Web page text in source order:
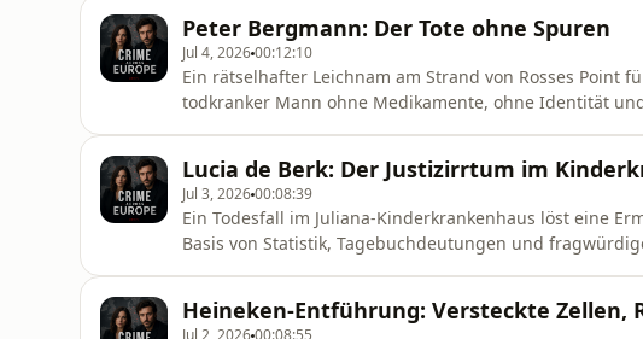
Peter Bergmann: Der Tote ohne Spuren
Jul 4, 202600:12:10
Ein rätselhafter Leichnam am Strand von Rosses Point
todkranker Mann ohne Medikamente, ohne Identität
Lucia de Berk: Der Justizirrtum im
Jul 3, 202600:08:39
Ein Todesfall im Juliana-Kinderkrankenhaus löst eine
Basis von Statistik, Tagebuchdeutungen und
Heineken-Entführung: Versteckte Zellen,
Jul 2, 202600:08:55